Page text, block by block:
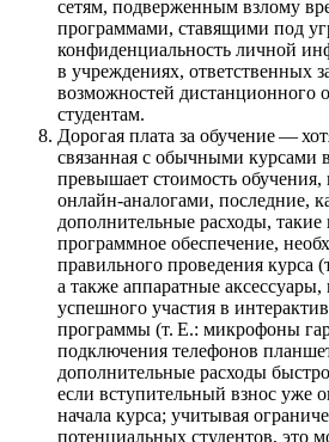
сетям, подверженным взлому
программами, ставящими под
конфиденциальность личной
в учреждениях, ответственных
возможностей дистанционного
студентам.
Дорогая плата за обучение —
связанная с обычными курсами
превышает стоимость
онлайн-аналогами, последние,
дополнительные расходы, такие
программное обеспечение,
правильного проведения курса
а также аппаратные
успешного участия в
программы (т. Е.: микрофоны
подключения телефонов
дополнительные расходы
если вступительный взнос уже
начала курса; учитывая
потенциальных студентов, это